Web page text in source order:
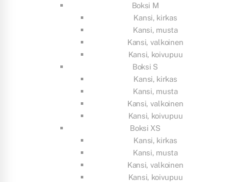
Boksi M
Kansi, kirkas
Kansi, musta
Kansi, valkoinen
Kansi, koivupuu
Boksi S
Kansi, kirkas
Kansi, musta
Kansi, valkoinen
Kansi, koivupuu
Boksi XS
Kansi, kirkas
Kansi, musta
Kansi, valkoinen
Kansi, koivupuu